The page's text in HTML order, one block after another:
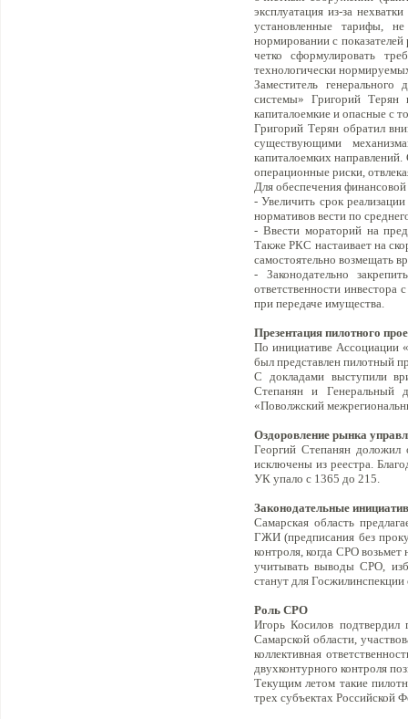
эксплуатация из-за
установленные тарифы,
нормировании с
четко сформулировать
технологически
Заместитель
системы» Григорий Терян
капиталоемкие и опасные с
Григорий Терян обратил
существующими
капиталоемких
операционные риски,
Для обеспечения
- Увеличить срок
нормативов вести по
- Ввести мораторий на
Также РКС настаивает на
самостоятельно возмещать
- Законодательно
ответственности инвестора
при передаче имущества.
Презентация пилотного
По инициативе Ассоциации
был представлен пилотный
С докладами выступили
Степанян и Генеральный
«Поволжский
Оздоровление рынка
Георгий Степанян
исключены из реестра.
УК упало с 1365 до 215.
Законодательные
Самарская область
ГЖИ (предписания без
контроля, когда СРО
учитывать выводы СРО,
станут для
Роль СРО
Игорь Косилов подтвердил
Самарской области,
коллективная
двухконтурного контроля
Текущим летом такие
трех субъектах Российской